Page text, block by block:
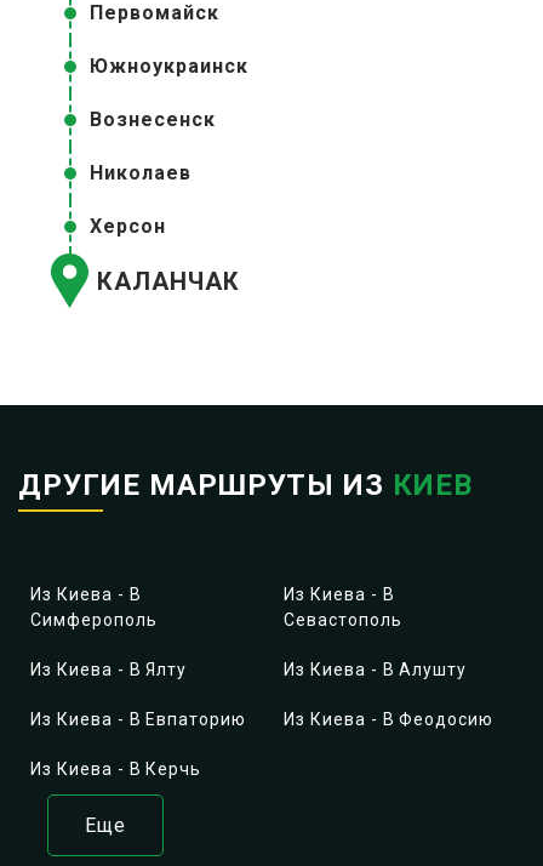
Первомайск
Южноукраинск
Вознесенск
Николаев
Херсон
КАЛАНЧАК
ДРУГИЕ МАРШРУТЫ ИЗ КИЕВ
Из Киева - В
Симферополь
Из Киева - В
Севастополь
Из Киева - В Ялту Из Киева - В Алушту
Из Киева - В Евпаторию Из Киева - В Феодосию
Из Киева - В Керчь
Еще